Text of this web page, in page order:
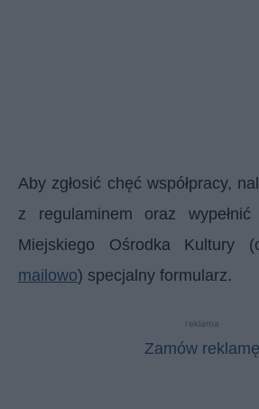
Aby zgłosić chęć współpracy,
z regulaminem oraz
Miejskiego Ośrodka Kultury
mailowo) specjalny formularz.
reklama
Zamów reklamę